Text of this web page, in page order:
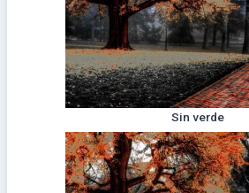
Sin verde